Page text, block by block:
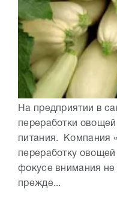
На предприятии в
переработки
питания. Компания
переработку
фокусе внимания не
прежде...